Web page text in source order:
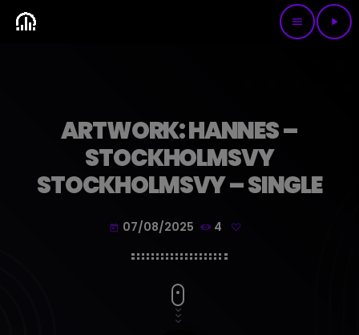
menu play_arrow
ARTWORK: HANNES –
STOCKHOLMSVY
STOCKHOLMSVY – SINGLE
today 07/08/2025 4